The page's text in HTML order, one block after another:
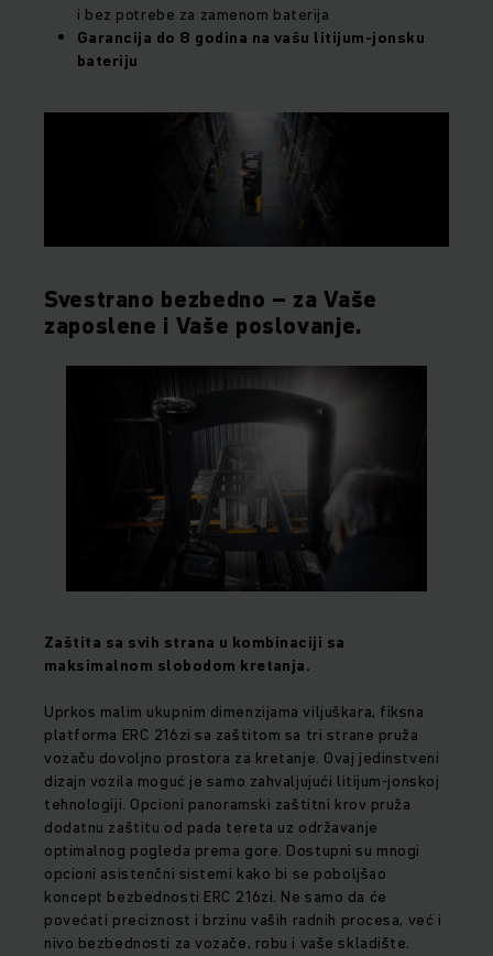
i bez potrebe za zamenom baterija
Garancija do 8 godina na vašu litijum-jonsku
bateriju
Svestrano bezbedno – za Vaše
zaposlene i Vaše poslovanje.
Zaštita sa svih strana u kombinaciji sa
maksimalnom slobodom kretanja.
Uprkos malim ukupnim dimenzijama viljuškara, fiksna
platforma ERC 216zi sa zaštitom sa tri strane pruža
vozaču dovoljno prostora za kretanje. Ovaj jedinstveni
dizajn vozila moguć je samo zahvaljujući litijum-jonskoj
tehnologiji. Opcioni panoramski zaštitni krov pruža
dodatnu zaštitu od pada tereta uz održavanje
optimalnog pogleda prema gore. Dostupni su mnogi
opcioni asistenčni sistemi kako bi se poboljšao
koncept bezbednosti ERC 216zi. Ne samo da će
povećati preciznost i brzinu vaših radnih procesa, već i
nivo bezbednosti za vozače, robu i vaše skladište.